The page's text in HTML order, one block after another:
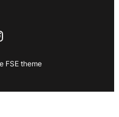
FSE theme